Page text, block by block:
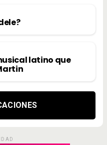
latino que